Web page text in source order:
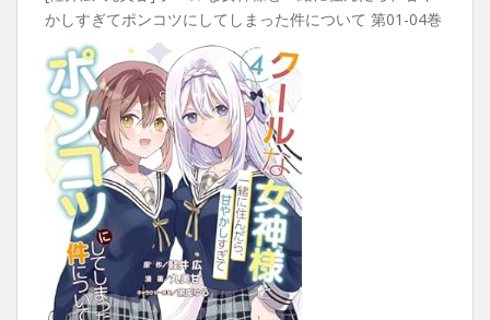
かしすぎてポンコツにしてしまった件について 第01-04巻